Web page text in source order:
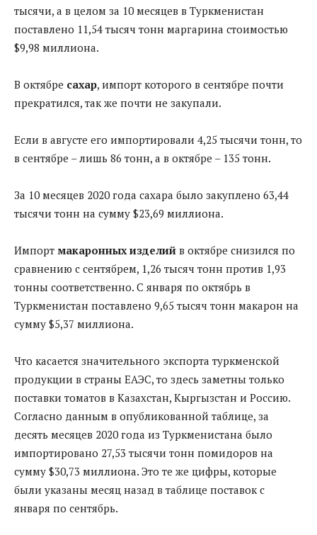
тысячи, а в целом за 10 месяцев в Туркменистан
поставлено 11,54 тысяч тонн маргарина стоимостью
$9,98 миллиона.
В октябре сахар, импорт которого в сентябре почти
прекратился, так же почти не закупали.
Если в августе его импортировали 4,25 тысячи тонн, то
в сентябре – лишь 86 тонн, а в октябре – 135 тонн.
За 10 месяцев 2020 года сахара было закуплено 63,44
тысячи тонн на сумму $23,69 миллиона.
Импорт макаронных изделий в октябре снизился по
сравнению с сентябрем, 1,26 тысяч тонн против 1,93
тонны соответственно. С января по октябрь в
Туркменистан поставлено 9,65 тысяч тонн макарон на
сумму $5,37 миллиона.
Что касается значительного экспорта туркменской
продукции в страны ЕАЭС, то здесь заметны только
поставки томатов в Казахстан, Кыргызстан и Россию.
Согласно данным в опубликованной таблице, за
десять месяцев 2020 года из Туркменистана было
импортировано 27,53 тысячи тонн помидоров на
сумму $30,73 миллиона. Это те же цифры, которые
были указаны месяц назад в таблице поставок с
января по сентябрь.